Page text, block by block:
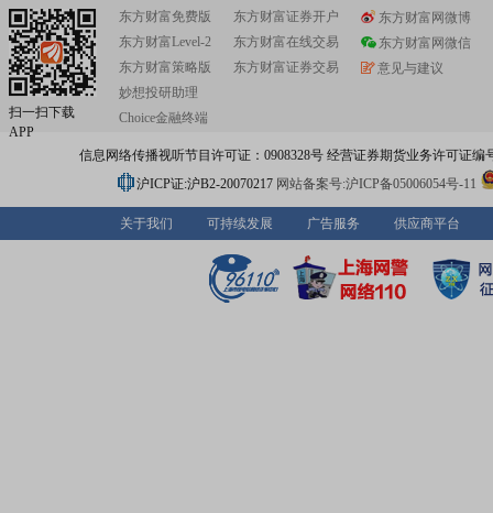
扫一扫下载
APP
东方财富免费版
东方财富Level-2
东方财富策略版
妙想投研助理
Choice金融终端
东方财富证券开户
东方财富在线交易
东方财富证券交易
东方财富网微博
东方财富网微信
意见与建议
信息网络传播视听节目许可证：0908328号 经营证券期货业务许可证编
沪ICP证:沪B2-20070217 网站备案号:沪ICP备05006054号-11
关于我们 可持续发展 广告服务 供应商平台